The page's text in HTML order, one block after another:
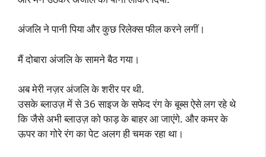
अंजलि ने पानी पिया और कुछ रिलेक्स फील करने लगीं।
मैं दोबारा अंजलि के सामने बैठ गया।
अब मेरी नज़र अंजलि के शरीर पर थी.
उसके ब्लाउज़ में से 36 साइज के सफेद रंग के बूब्स ऐसे लग रहे थे
कि जैसे अभी ब्लाउज़ को फाड़ के बाहर आ जाएंगे. और कमर के
ऊपर का गोरे रंग का पेट अलग ही चमक रहा था।